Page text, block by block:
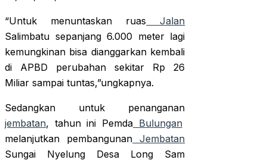
“Untuk menuntaskan ruas Jalan
Salimbatu sepanjang 6.000 meter lagi
kemungkinan bisa dianggarkan kembali
di APBD perubahan sekitar Rp 26
Miliar sampai tuntas,”ungkapnya.
Sedangkan untuk penanganan
jembatan, tahun ini Pemda Bulungan
melanjutkan pembangunan Jembatan
Sungai Nyelung Desa Long Sam